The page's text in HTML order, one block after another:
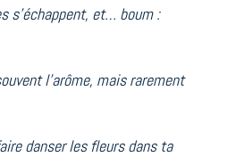
s’échappent, et… boum :
l’arôme, mais rarement
danser les fleurs dans ta